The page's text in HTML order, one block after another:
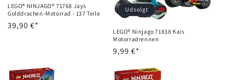
LEGO® NINJAGO® 71768 Jays
Golddrachen-Motorrad - 137 Teile
Normalpris
39,90 €*
Udsolgt
LEGO® Ninjago 71838 Kais
Motorradrennen
Normalpris
9,99 €*